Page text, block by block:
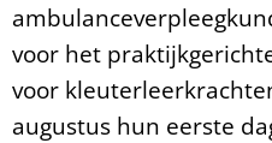
voor het
voor
augustus hun eerste